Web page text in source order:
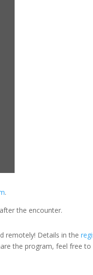
.
the encounter.
remotely! Details in the
the program, feel free